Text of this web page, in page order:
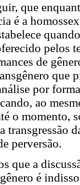
que
é a
pelos
de
que
por
ao
o momento,
transgressão
perversão.
que a
é